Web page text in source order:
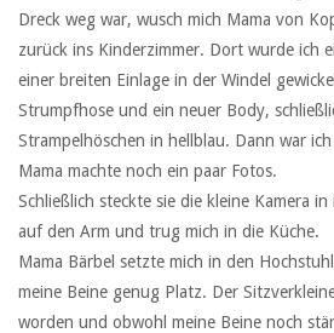
Dreck weg war, wusch mich Mama von
zurück ins Kinderzimmer. Dort wurde ich
einer breiten Einlage in der Windel
Strumpfhose und ein neuer Body,
Strampelhöschen in hellblau. Dann war
Mama machte noch ein paar Fotos.
Schließlich steckte sie die kleine Kamera
auf den Arm und trug mich in die Küche.
Mama Bärbel setzte mich in den
meine Beine genug Platz. Der
worden und obwohl meine Beine noch